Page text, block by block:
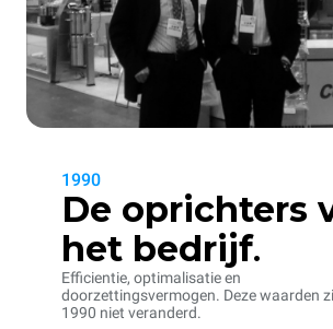
1990
De oprichters
het bedrijf.
Efficientie, optimalisatie en
doorzettingsvermogen. Deze waarden
1990 niet veranderd.